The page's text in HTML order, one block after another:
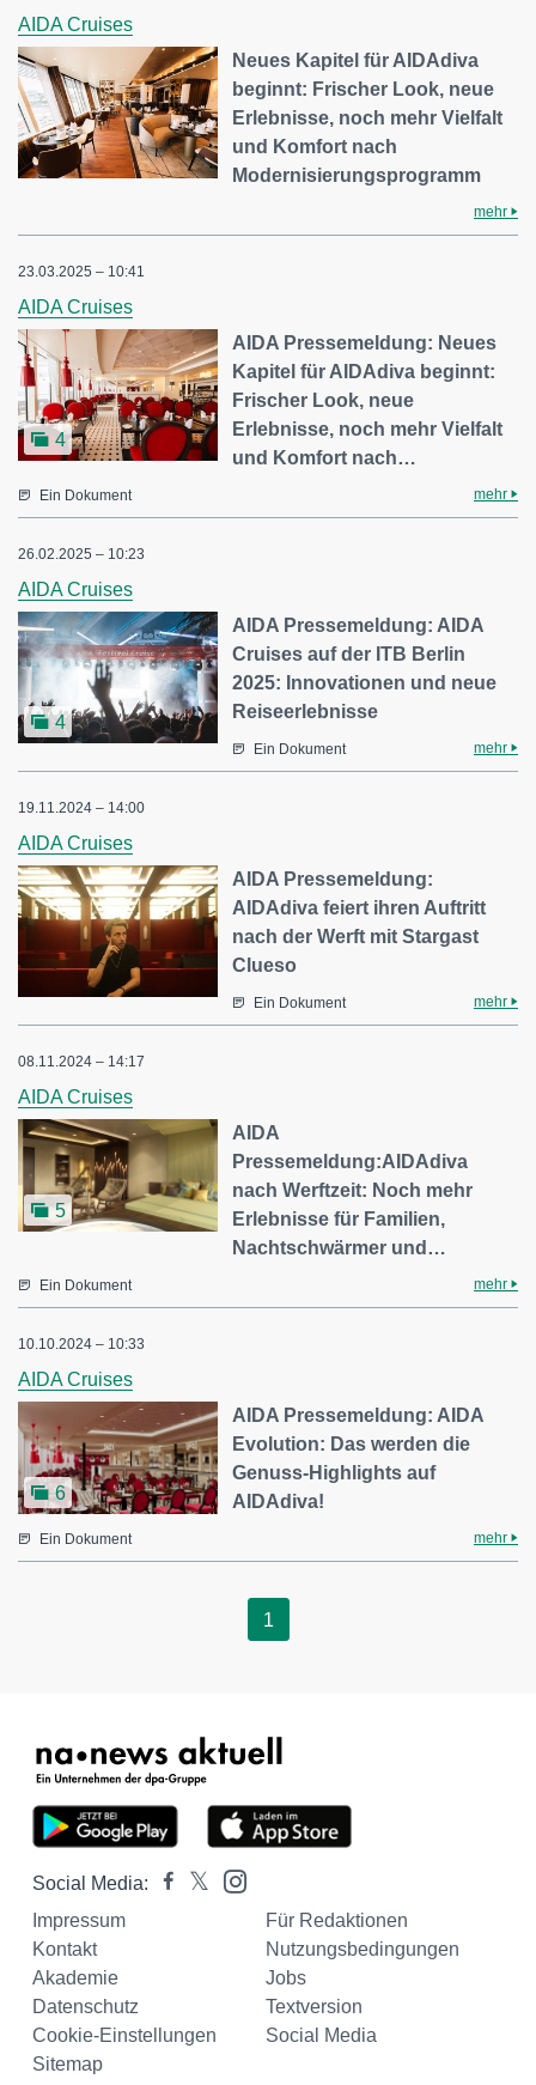
AIDA Cruises
Neues Kapitel für AIDAdiva
beginnt: Frischer Look, neue
Erlebnisse, noch mehr Vielfalt
und Komfort nach
Modernisierungsprogramm
mehr
23.03.2025 – 10:41
AIDA Cruises
4
AIDA Pressemeldung: Neues
Kapitel für AIDAdiva beginnt:
Frischer Look, neue
Erlebnisse, noch mehr Vielfalt
und Komfort nach…
Ein Dokument mehr
26.02.2025 – 10:23
AIDA Cruises
4
AIDA Pressemeldung: AIDA
Cruises auf der ITB Berlin
2025: Innovationen und neue
Reiseerlebnisse
Ein Dokument mehr
19.11.2024 – 14:00
AIDA Cruises
AIDA Pressemeldung:
AIDAdiva feiert ihren Auftritt
nach der Werft mit Stargast
Clueso
Ein Dokument mehr
08.11.2024 – 14:17
AIDA Cruises
5
AIDA
Pressemeldung:AIDAdiva
nach Werftzeit: Noch mehr
Erlebnisse für Familien,
Nachtschwärmer und…
Ein Dokument mehr
10.10.2024 – 10:33
AIDA Cruises
6
AIDA Pressemeldung: AIDA
Evolution: Das werden die
Genuss-Highlights auf
AIDAdiva!
Ein Dokument mehr
1
Social Media:
Impressum
Für Redaktionen
Kontakt
Nutzungsbedingungen
Akademie
Jobs
Datenschutz
Textversion
Cookie-Einstellungen
Social Media
Sitemap